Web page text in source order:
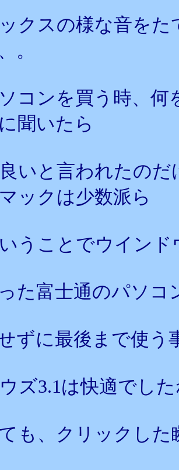
クスの様な音を
。
コンを買う時、
聞いたら
いと言われたの
ックは少数派ら
うことでウイン
た富士通のパソコ
ずに最後まで使う
ズ3.1は快適でし
も、クリックした